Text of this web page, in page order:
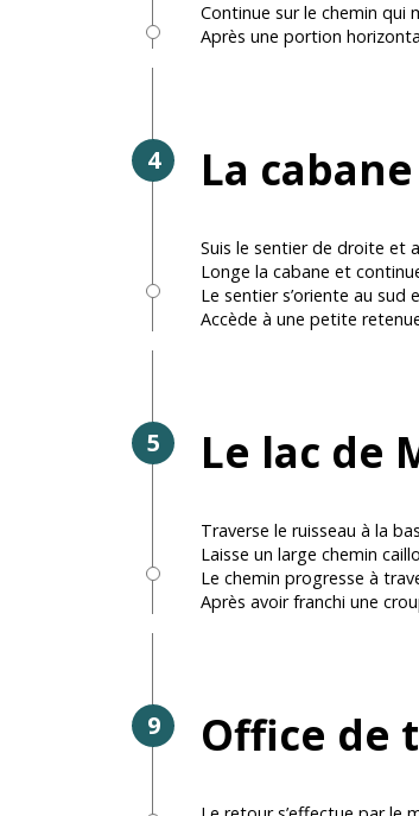
Continue sur le chemin qui
Après une portion
4 La
Suis le sentier de droite et
Longe la cabane et
Le sentier s’oriente au sud
Accède à une petite retenue
5 Le lac de
Traverse le ruisseau à la
Laisse un large chemin
Le chemin progresse à
Après avoir franchi une
9 Office de